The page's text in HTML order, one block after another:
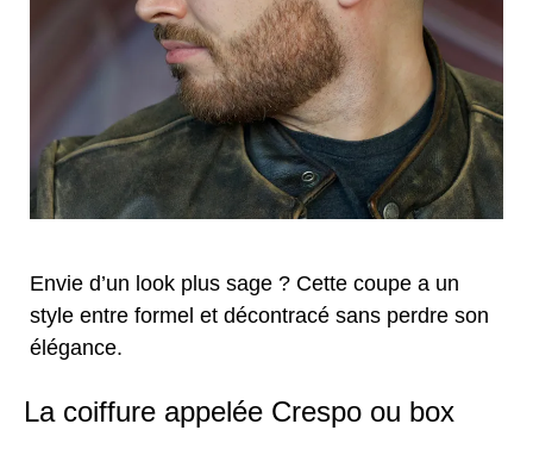
Envie d’un look plus sage ? Cette coupe a un
style entre formel et décontracé sans perdre son
élégance.
La coiffure appelée Crespo ou box